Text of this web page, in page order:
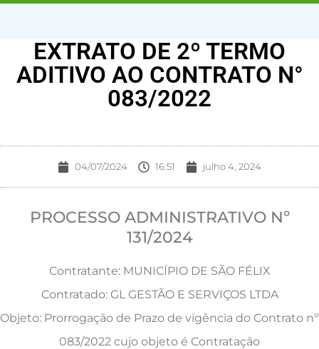
EXTRATO DE 2º TERMO
ADITIVO AO CONTRATO N°
083/2022
04/07/2024 16:51 julho 4, 2024
PROCESSO ADMINISTRATIVO Nº
131/2024
Contratante: MUNICÍPIO DE SÃO FÉLIX
Contratado: GL GESTÃO E SERVIÇOS LTDA
Objeto: Prorrogação de Prazo de vigência do Contrato nº
083/2022 cujo objeto é Contratação